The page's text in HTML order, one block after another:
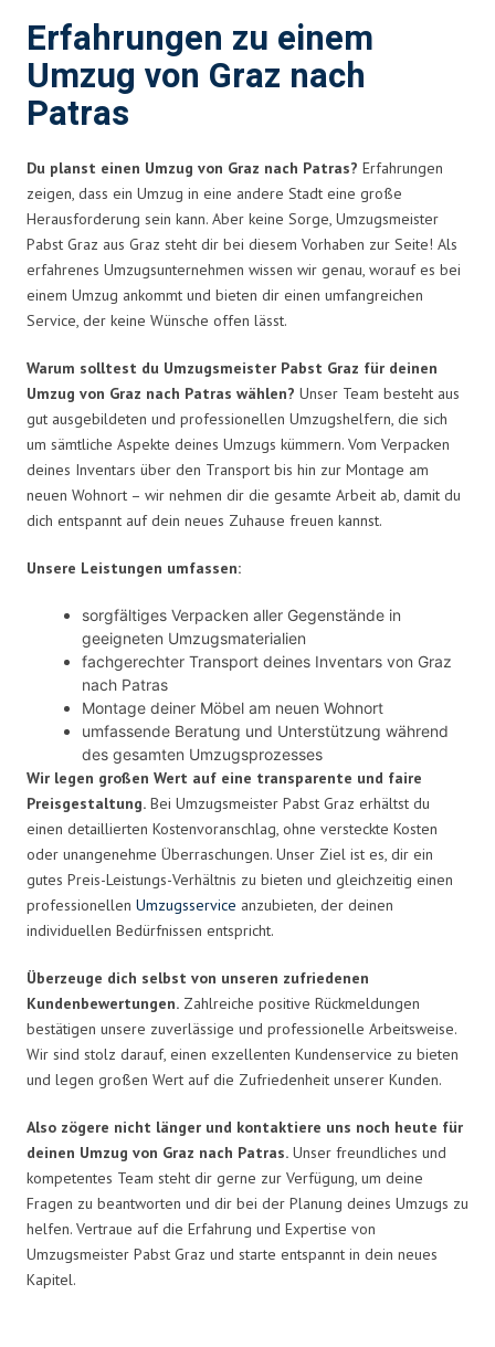
Erfahrungen zu einem
Umzug von Graz nach
Patras
Du planst einen Umzug von Graz nach Patras? Erfahrungen
zeigen, dass ein Umzug in eine andere Stadt eine große
Herausforderung sein kann. Aber keine Sorge, Umzugsmeister
Pabst Graz aus Graz steht dir bei diesem Vorhaben zur Seite! Als
erfahrenes Umzugsunternehmen wissen wir genau, worauf es bei
einem Umzug ankommt und bieten dir einen umfangreichen
Service, der keine Wünsche offen lässt.
Warum solltest du Umzugsmeister Pabst Graz für deinen
Umzug von Graz nach Patras wählen? Unser Team besteht aus
gut ausgebildeten und professionellen Umzugshelfern, die sich
um sämtliche Aspekte deines Umzugs kümmern. Vom Verpacken
deines Inventars über den Transport bis hin zur Montage am
neuen Wohnort – wir nehmen dir die gesamte Arbeit ab, damit du
dich entspannt auf dein neues Zuhause freuen kannst.
Unsere Leistungen umfassen:
sorgfältiges Verpacken aller Gegenstände in
geeigneten Umzugsmaterialien
fachgerechter Transport deines Inventars von Graz
nach Patras
Montage deiner Möbel am neuen Wohnort
umfassende Beratung und Unterstützung während
des gesamten Umzugsprozesses
Wir legen großen Wert auf eine transparente und faire
Preisgestaltung. Bei Umzugsmeister Pabst Graz erhältst du
einen detaillierten Kostenvoranschlag, ohne versteckte Kosten
oder unangenehme Überraschungen. Unser Ziel ist es, dir ein
gutes Preis-Leistungs-Verhältnis zu bieten und gleichzeitig einen
professionellen Umzugsservice anzubieten, der deinen
individuellen Bedürfnissen entspricht.
Überzeuge dich selbst von unseren zufriedenen
Kundenbewertungen. Zahlreiche positive Rückmeldungen
bestätigen unsere zuverlässige und professionelle Arbeitsweise.
Wir sind stolz darauf, einen exzellenten Kundenservice zu bieten
und legen großen Wert auf die Zufriedenheit unserer Kunden.
Also zögere nicht länger und kontaktiere uns noch heute für
deinen Umzug von Graz nach Patras. Unser freundliches und
kompetentes Team steht dir gerne zur Verfügung, um deine
Fragen zu beantworten und dir bei der Planung deines Umzugs zu
helfen. Vertraue auf die Erfahrung und Expertise von
Umzugsmeister Pabst Graz und starte entspannt in dein neues
Kapitel.